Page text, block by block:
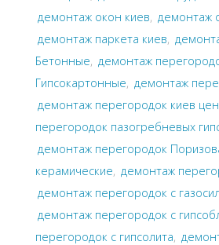
демонтаж окон киев, демонтаж
демонтаж паркета киев,
Бетонные, демонтаж
Гипсокартонные, демонтаж
демонтаж перегородок киев
перегородок пазогребневых
демонтаж перегородок
керамические, демонтаж
демонтаж перегородок с
демонтаж перегородок с
перегородок с гипсолита,